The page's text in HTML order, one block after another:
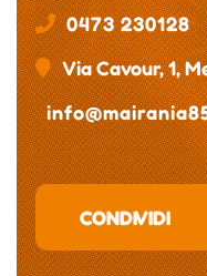
0473 230128
Via Cavour, 1,
CONDIVIDI